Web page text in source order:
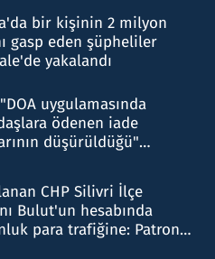
bir kişinin 2 milyon
gasp eden şüpheliler
yakalandı
uygulamasında
ödenen iade
düşürüldüğü"
CHP Silivri İlçe
Bulut'un hesabında
para trafiğine: Patron